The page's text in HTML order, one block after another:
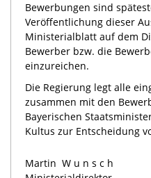
Bewerbungen sind
Veröffentlichung dieser
Ministerialblatt auf dem
Bewerber bzw. die
einzureichen.
Die Regierung legt alle
zusammen mit den
Bayerischen
Kultus zur Entscheidung
Martin Wunsch